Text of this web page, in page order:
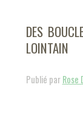
DES
LOINTAIN
Publié parRose